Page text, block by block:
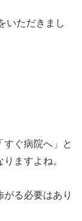
いただきまし
ぐ病院へ」と
ますよね。
る必要はあり